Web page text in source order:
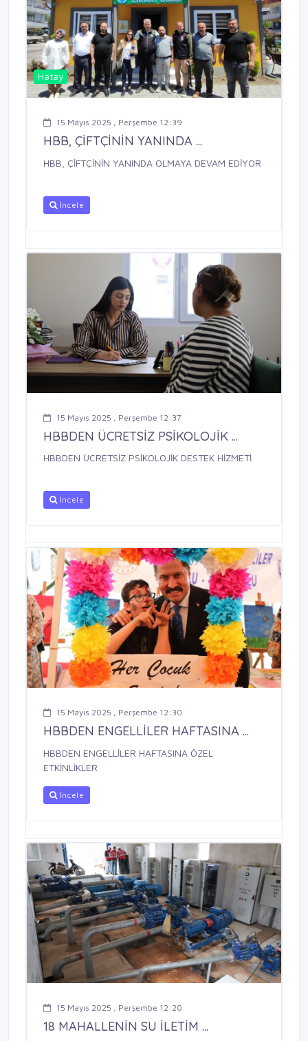
Hatay
15 Mayıs 2025 , Perşembe 12:39
HBB, ÇİFTÇİNİN YANINDA ...
HBB, ÇİFTÇİNİN YANINDA OLMAYA DEVAM EDİYOR
İncele
15 Mayıs 2025 , Perşembe 12:37
HBBDEN ÜCRETSİZ PSİKOLOJİK ...
HBBDEN ÜCRETSİZ PSİKOLOJİK DESTEK HİZMETİ
İncele
15 Mayıs 2025 , Perşembe 12:30
HBBDEN ENGELLİLER HAFTASINA ...
HBBDEN ENGELLİLER HAFTASINA ÖZEL
ETKİNLİKLER
İncele
15 Mayıs 2025 , Perşembe 12:20
18 MAHALLENİN SU İLETİM ...